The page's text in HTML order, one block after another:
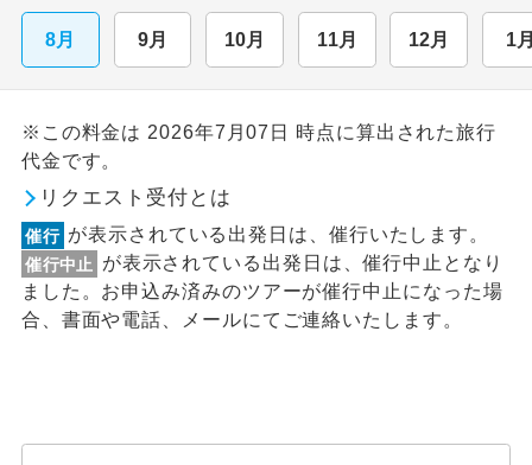
8月 9月 10月 11月 12月 1
※この料金は 2026年7月07日 時点に算出された旅行
代金です。
リクエスト受付とは
催行 が表示されている出発日は、催行いたします。
催行中止
が表示されている出発日は、催行中止となり
ました。お申込み済みのツアーが催行中止になった場
合、書面や電話、メールにてご連絡いたします。